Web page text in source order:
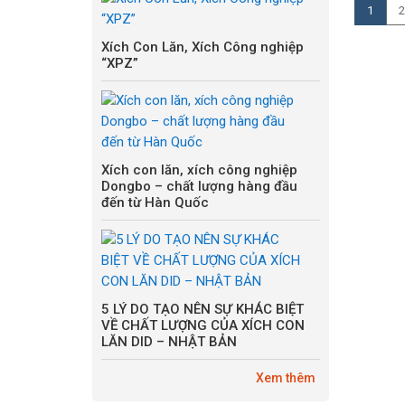
1 2
Xích Con Lăn, Xích Công nghiệp
“XPZ”
Xích con lăn, xích công nghiệp
Dongbo – chất lượng hàng đầu
đến từ Hàn Quốc
5 LÝ DO TẠO NÊN SỰ KHÁC BIỆT
VỀ CHẤT LƯỢNG CỦA XÍCH CON
LĂN DID – NHẬT BẢN
Xem thêm